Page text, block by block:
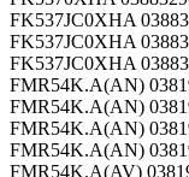
FK537JC0XHA
FK537JC0XHA
FK537JC0XHA
FMR54K.A(AN)
FMR54K.A(AN)
FMR54K.A(AN)
FMR54K.A(AN)
FMR54K.A(AV)